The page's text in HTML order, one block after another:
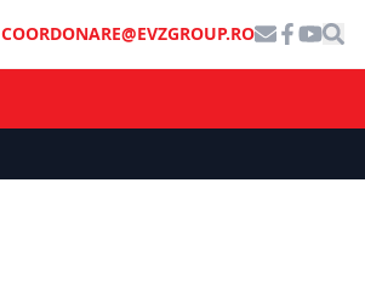
COORDONARE@EVZGROUP.RO